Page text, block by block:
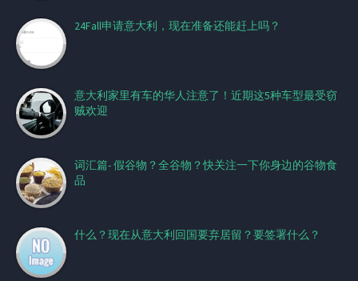
24Fall申请意大利，现在准备还能赶上吗？
意大利家里有车的华人注意了！近期这5种车型最受窃
贼欢迎
词汇篇- 假谷物？全谷物？快关注一下你身边的谷物食
品
什么？现在从意大利回国要弃居留？要签署什么？